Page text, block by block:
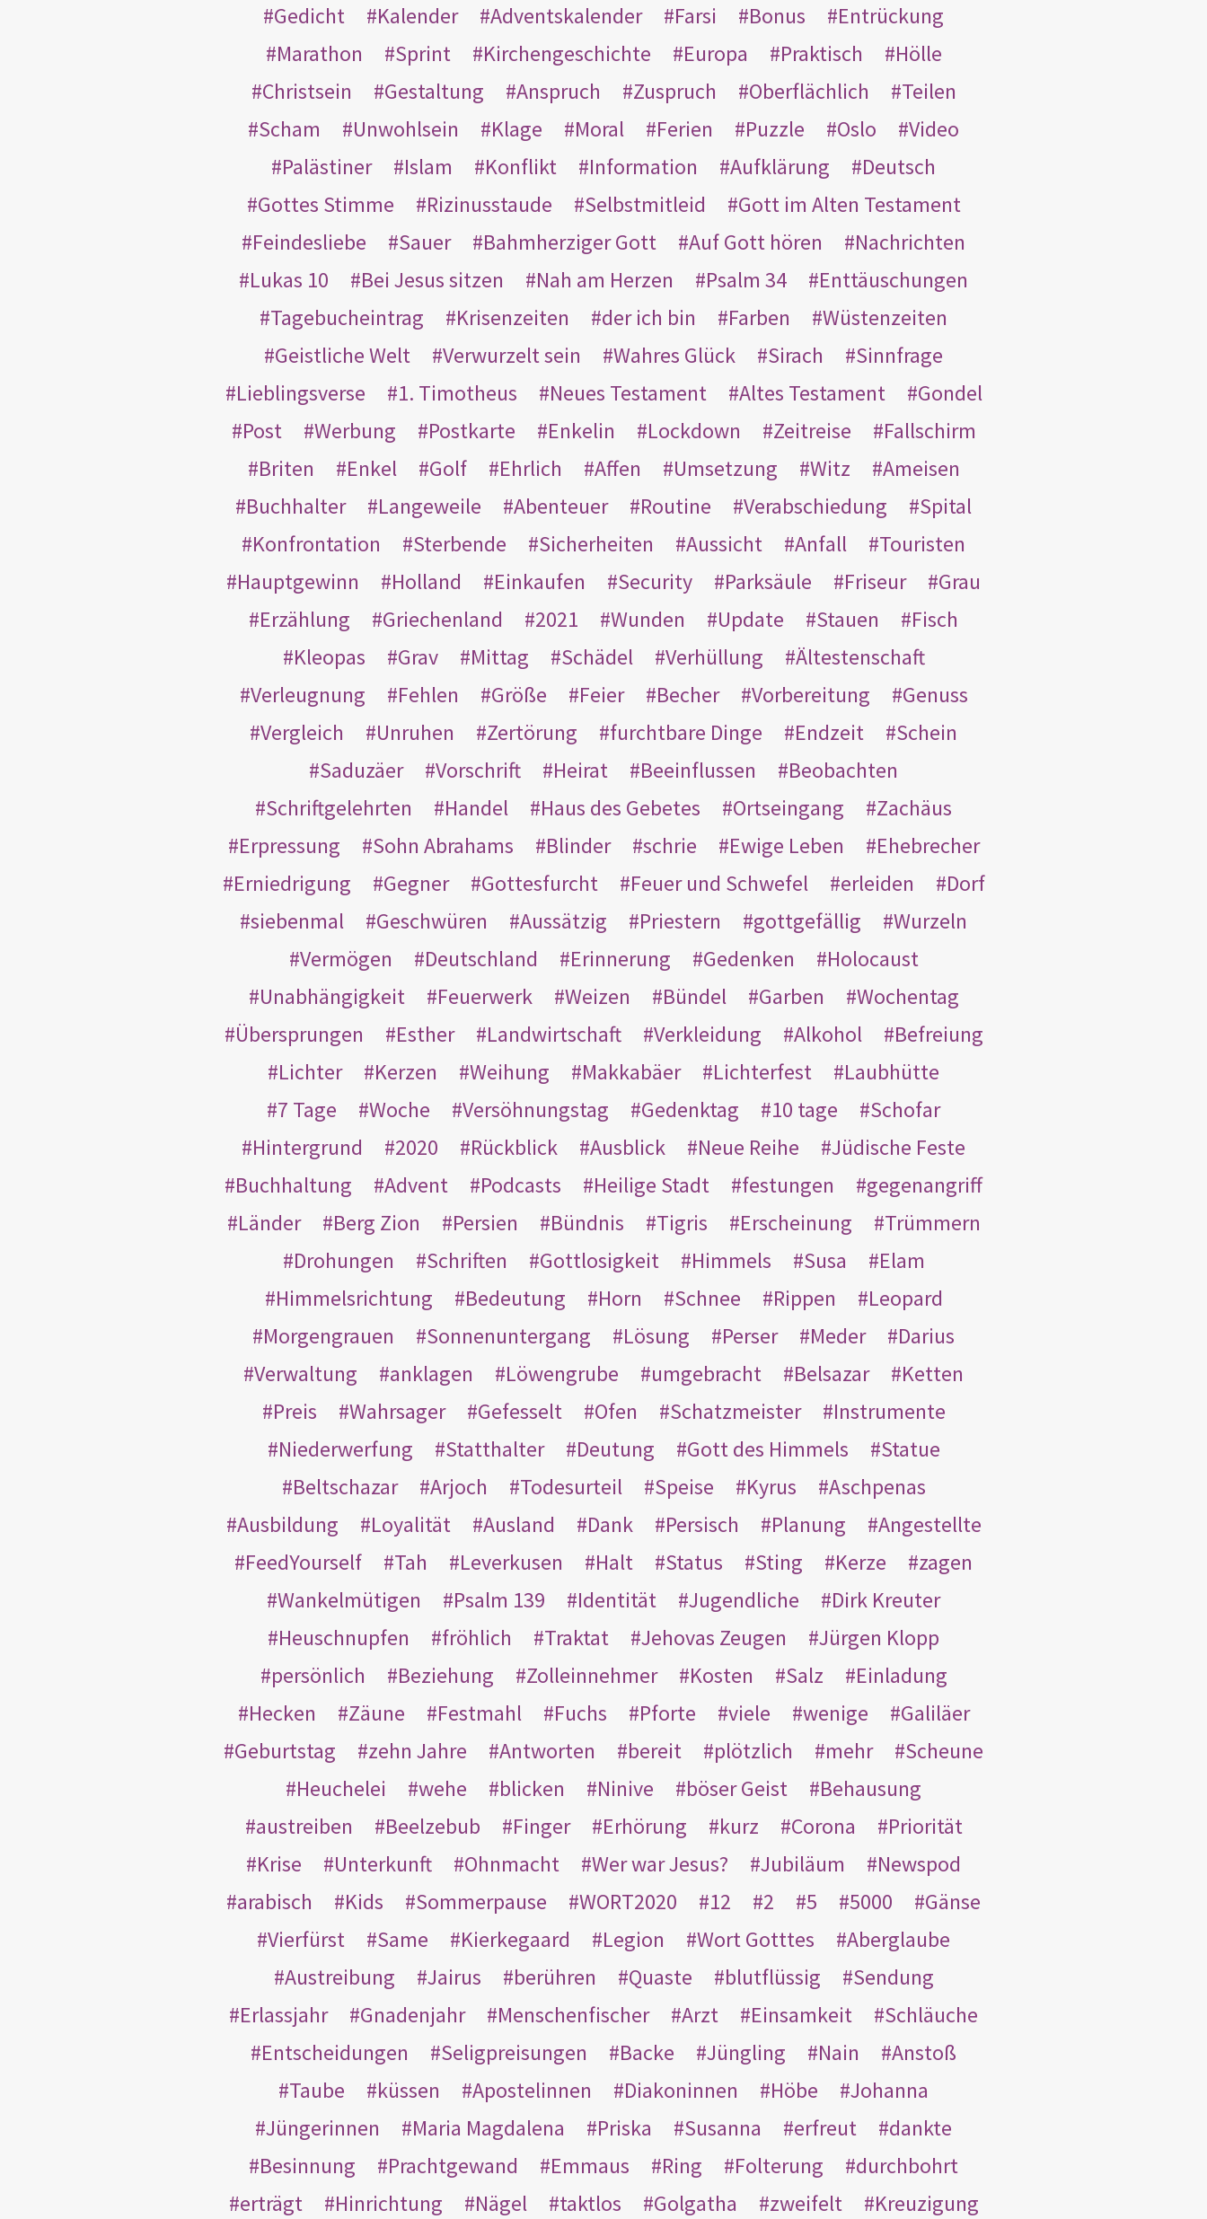
Gedicht
Kalender Adventskalender Farsi Bonus
Entrückung
Marathon
Sprint Kirchengeschichte Europa Praktisch
Hölle
Christsein
Gestaltung Anspruch Zuspruch Oberflächlich
Teilen
Scham
Unwohlsein Klage Moral Ferien Puzzle Oslo
Video
Palästiner
Islam Konflikt Information Aufklärung
Deutsch
Gottes Stimme
Rizinusstaude Selbstmitleid
Gott im Alten Testament
Feindesliebe
Sauer Bahmherziger Gott Auf Gott hören
Nachrichten
Lukas 10
Bei Jesus sitzen Nah am Herzen Psalm 34
Enttäuschungen
Tagebucheintrag
Krisenzeiten der ich bin Farben
Wüstenzeiten
Geistliche Welt
Verwurzelt sein Wahres Glück Sirach
Sinnfrage
Lieblingsverse
1. Timotheus Neues Testament Altes Testament
Gondel
Post
Werbung Postkarte Enkelin Lockdown Zeitreise
Fallschirm
Briten
Enkel Golf Ehrlich Affen Umsetzung Witz
Ameisen
Buchhalter
Langeweile Abenteuer Routine Verabschiedung
Spital
Konfrontation
Sterbende Sicherheiten Aussicht Anfall
Touristen
Hauptgewinn
Holland Einkaufen Security Parksäule Friseur
Grau
Erzählung
Griechenland 2021 Wunden Update Stauen
Fisch
Kleopas
Grav Mittag Schädel Verhüllung
Ältestenschaft
Verleugnung
Fehlen Größe Feier Becher Vorbereitung
Genuss
Vergleich
Unruhen Zertörung furchtbare Dinge Endzeit
Schein
Saduzäer
Vorschrift Heirat Beeinflussen
Beobachten
Schriftgelehrten
Handel Haus des Gebetes Ortseingang
Zachäus
Erpressung
Sohn Abrahams Blinder schrie Ewige Leben
Ehebrecher
Erniedrigung
Gegner Gottesfurcht Feuer und Schwefel erleiden
Dorf
siebenmal
Geschwüren Aussätzig Priestern gottgefällig
Wurzeln
Vermögen
Deutschland Erinnerung Gedenken
Holocaust
Unabhängigkeit
Feuerwerk Weizen Bündel Garben
Wochentag
Übersprungen
Esther Landwirtschaft Verkleidung Alkohol
Befreiung
Lichter
Kerzen Weihung Makkabäer Lichterfest
Laubhütte
7 Tage
Woche Versöhnungstag Gedenktag 10 tage
Schofar
Hintergrund
2020 Rückblick Ausblick Neue Reihe
Jüdische Feste
Buchhaltung
Advent Podcasts Heilige Stadt festungen
gegenangriff
Länder
Berg Zion Persien Bündnis Tigris Erscheinung
Trümmern
Drohungen
Schriften Gottlosigkeit Himmels Susa
Elam
Himmelsrichtung
Bedeutung Horn Schnee Rippen
Leopard
Morgengrauen
Sonnenuntergang Lösung Perser Meder
Darius
Verwaltung
anklagen Löwengrube umgebracht Belsazar
Ketten
Preis
Wahrsager Gefesselt Ofen Schatzmeister
Instrumente
Niederwerfung
Statthalter Deutung Gott des Himmels
Statue
Beltschazar
Arjoch Todesurteil Speise Kyrus
Aschpenas
Ausbildung
Loyalität Ausland Dank Persisch Planung
Angestellte
FeedYourself
Tah Leverkusen Halt Status Sting Kerze
zagen
Wankelmütigen
Psalm 139 Identität Jugendliche
Dirk Kreuter
Heuschnupfen
fröhlich Traktat Jehovas Zeugen
Jürgen Klopp
persönlich
Beziehung Zolleinnehmer Kosten Salz
Einladung
Hecken
Zäune Festmahl Fuchs Pforte viele wenige
Galiläer
Geburtstag
zehn Jahre Antworten bereit plötzlich mehr
Scheune
Heuchelei
wehe blicken Ninive böser Geist
Behausung
austreiben
Beelzebub Finger Erhörung kurz Corona
Priorität
Krise
Unterkunft Ohnmacht Wer war Jesus? Jubiläum
Newspod
arabisch
Kids Sommerpause WORT2020 12 2 5 5000
Gänse
Vierfürst
Same Kierkegaard Legion Wort Gotttes
Aberglaube
Austreibung
Jairus berühren Quaste blutflüssig
Sendung
Erlassjahr
Gnadenjahr Menschenfischer Arzt Einsamkeit
Schläuche
Entscheidungen
Seligpreisungen Backe Jüngling Nain
Anstoß
Taube
küssen Apostelinnen Diakoninnen Höbe
Johanna
Jüngerinnen
Maria Magdalena Priska Susanna erfreut
dankte
Besinnung
Prachtgewand Emmaus Ring Folterung
durchbohrt
erträgt
Hinrichtung Nägel taktlos Golgatha zweifelt Kreuzigung